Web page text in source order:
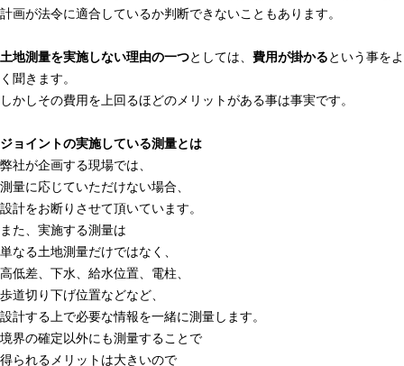
計画が法令に適合しているか判断できないこともあります。
土地測量を実施しない理由の一つとしては、 費用が掛かる という事をよ
く聞きます。
しかしその費用を上回るほどのメリットがある事は事実です。
ジョイントの実施している測量とは
弊社が企画する現場では、
測量に応じていただけない場合、
設計をお断りさせて頂いています。
また、実施する測量は
単なる土地測量だけではなく、
高低差、下水、給水位置、電柱、
歩道切り下げ位置などなど、
設計する上で必要な情報を一緒に測量します。
境界の確定以外にも測量することで
得られるメリットは大きいので